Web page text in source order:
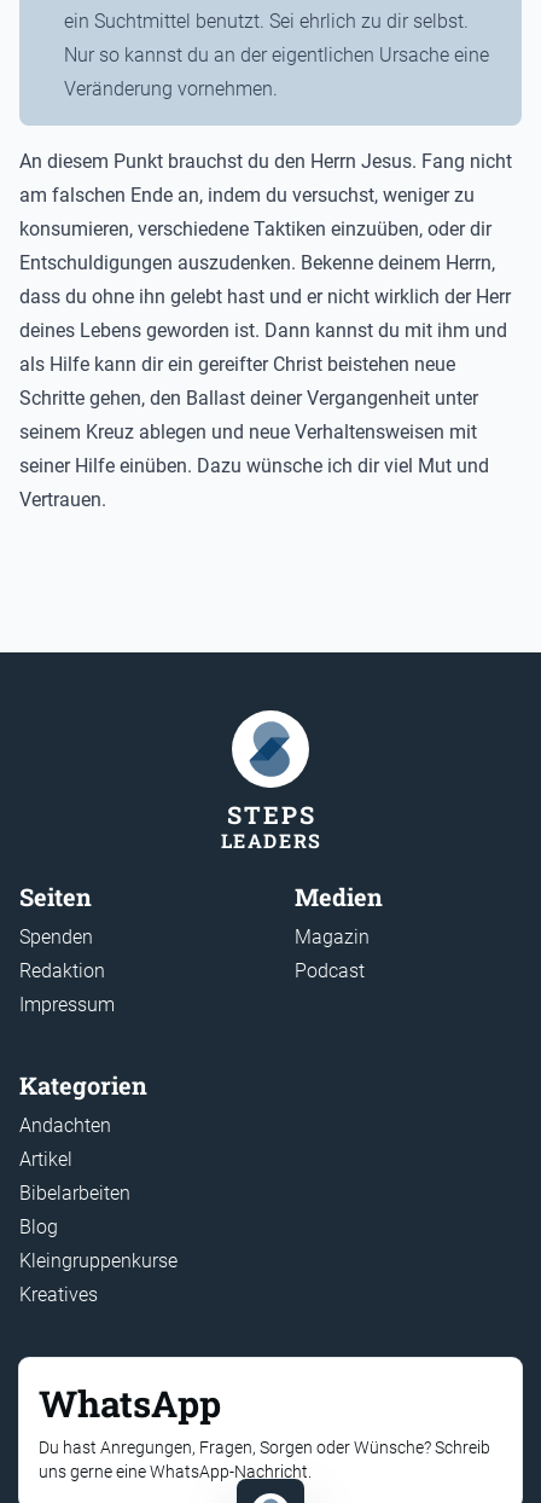
ein Suchtmittel benutzt. Sei ehrlich zu dir selbst.
Nur so kannst du an der eigentlichen Ursache eine
Veränderung vornehmen.
An diesem Punkt brauchst du den Herrn Jesus. Fang nicht
am falschen Ende an, indem du versuchst, weniger zu
konsumieren, verschiedene Taktiken einzuüben, oder dir
Entschuldigungen auszudenken. Bekenne deinem Herrn,
dass du ohne ihn gelebt hast und er nicht wirklich der Herr
deines Lebens geworden ist. Dann kannst du mit ihm und
als Hilfe kann dir ein gereifter Christ beistehen neue
Schritte gehen, den Ballast deiner Vergangenheit unter
seinem Kreuz ablegen und neue Verhaltensweisen mit
seiner Hilfe einüben. Dazu wünsche ich dir viel Mut und
Vertrauen.
STEPS
LEADERS
Seiten
Spenden
Redaktion
Impressum
Medien
Magazin
Podcast
Kategorien
Andachten
Artikel
Bibelarbeiten
Blog
Kleingruppenkurse
Kreatives
WhatsApp
Du hast Anregungen, Fragen, Sorgen oder Wünsche? Schreib
uns gerne eine WhatsApp-Nachricht.